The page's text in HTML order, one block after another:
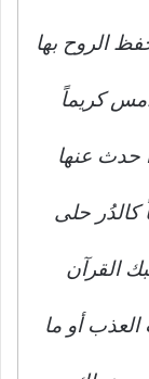
الروح بها
كريماً
حدث عنها
كالدُر حلى
القرآن
أو ما